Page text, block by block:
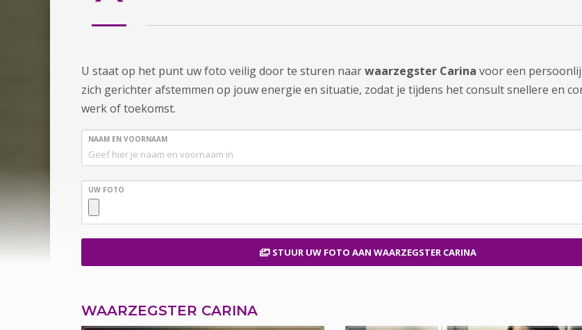
U staat op het punt uw foto veilig door te sturen naarwaarzegster Carina voor een
zich gerichter afstemmen op jouw energie en situatie, zodat je tijdens het consult snellere en
werk of toekomst.
NAAM EN VOORNAAM
UW FOTO
STUUR UW FOTO AAN WAARZEGSTER CARINA
WAARZEGSTER CARINA